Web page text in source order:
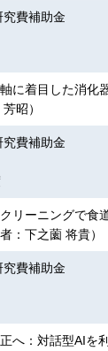
究費補助金
に着目した消化
昭）
究費補助金
リーニングで食
：下之薗 将貴）
究費補助金
へ：対話型AIを